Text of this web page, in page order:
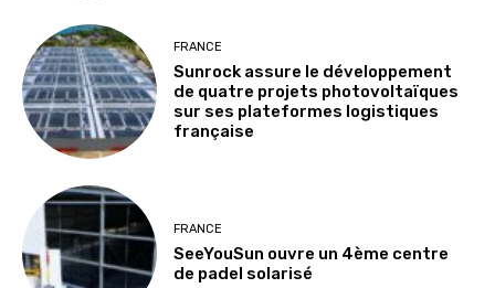
FRANCE
Sunrock assure le développement
de quatre projets photovoltaïques
sur ses plateformes logistiques
française
FRANCE
SeeYouSun ouvre un 4ème centre
de padel solarisé